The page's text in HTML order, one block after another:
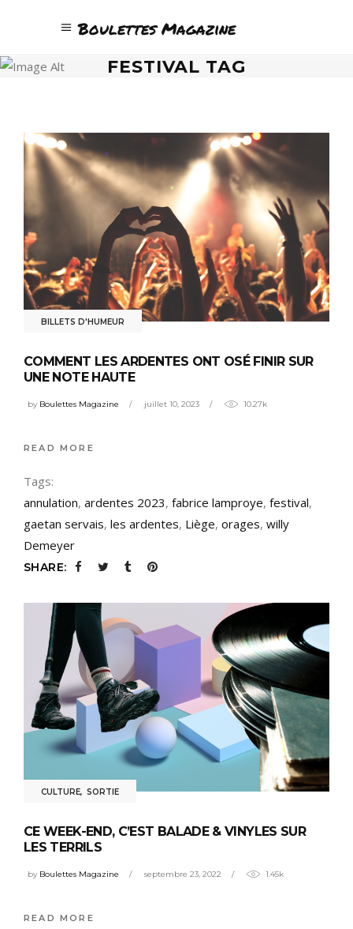
Boulettes Magazine
FESTIVAL TAG
BILLETS D'HUMEUR
COMMENT LES ARDENTES ONT OSÉ FINIR SUR
UNE NOTE HAUTE
by Boulettes Magazine juillet 10, 2023 10.27k
READ MORE
Tags:
annulation, ardentes 2023, fabrice lamproye, festival,
gaetan servais, les ardentes, Liège, orages, willy
Demeyer
SHARE:
CULTURE, SORTIE
CE WEEK-END, C’EST BALADE & VINYLES SUR
LES TERRILS
by Boulettes Magazine septembre 23, 2022 1.45k
READ MORE